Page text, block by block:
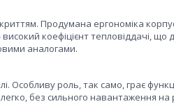
Продумана ергономіка
коефіцієнт тепловіддачі, що
аналогами.
Особливу роль, так само, грає
без сильного навантаження на